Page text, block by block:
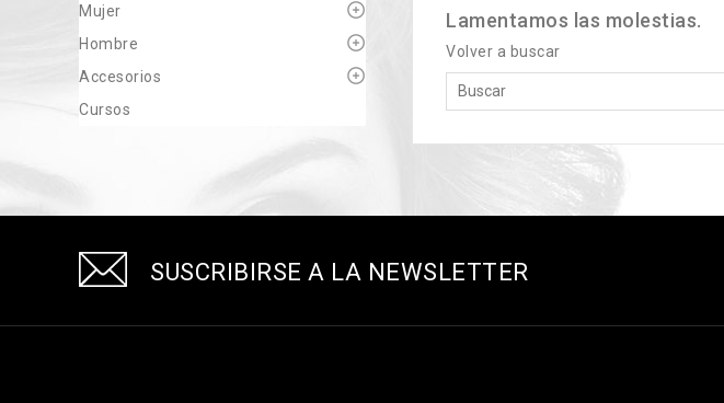
Mujer
Hombre
Accesorios
Cursos
Lamentamos las molestias.
Volver a buscar
SUSCRIBIRSE A LA NEWSLETTER